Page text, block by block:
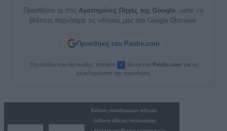
Προσθέστε το στις Αγαπημένες Πηγές της Google , ώστε να
βλέπετε συχνότερα τις ειδήσεις μας στο Google Discover.
Προσθήκη του Paidis.com
Στη σελίδα που θα ανοίξει, πατήστε ✓ δίπλα στο Paidis.com για να
ολοκληρώσετε την προσθήκη.